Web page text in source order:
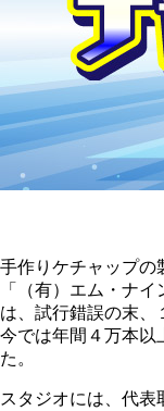
手作りケチャップの
「（有）エム・ナ
は、試行錯誤の末、
今では年間４万本以
た。
スタジオには、代表